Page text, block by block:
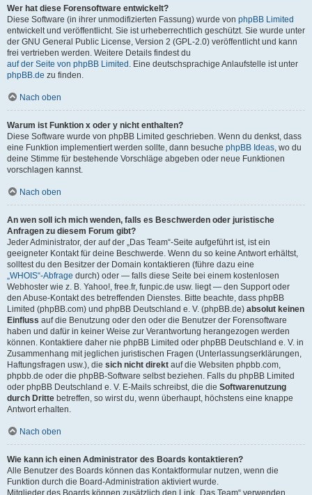
Wer hat diese Forensoftware entwickelt?
Diese Software (in ihrer unmodifizierten Fassung) wurde von phpBB Limited
entwickelt und veröffentlicht. Sie ist urheberrechtlich geschützt. Sie wurde unter
der GNU General Public License, Version 2 (GPL-2.0) veröffentlicht und kann
frei vertrieben werden. Weitere Details findest du
auf der Seite von phpBB Limited . Eine deutschsprachige Anlaufstelle ist unter
phpBB.de zu finden.
Nach oben
Warum ist Funktion x oder y nicht enthalten?
Diese Software wurde von phpBB Limited geschrieben. Wenn du denkst, dass
eine Funktion implementiert werden sollte, dann besuche phpBB Ideas, wo du
deine Stimme für bestehende Vorschläge abgeben oder neue Funktionen
vorschlagen kannst.
Nach oben
An wen soll ich mich wenden, falls es Beschwerden oder juristische
Anfragen zu diesem Forum gibt?
Jeder Administrator, der auf der „Das Team“-Seite aufgeführt ist, ist ein
geeigneter Kontakt für deine Beschwerde. Wenn du so keine Antwort erhältst,
solltest du den Besitzer der Domain kontaktieren (führe dazu eine
„WHOIS“-Abfrage durch) oder — falls diese Seite bei einem kostenlosen
Webhoster wie z. B. Yahoo!, free.fr, funpic.de usw. liegt — den Support oder
den Abuse-Kontakt des betreffenden Dienstes. Bitte beachte, dass phpBB
Limited (phpBB.com) und phpBB Deutschland e. V. (phpBB.de) absolut keinen
Einfluss auf die Benutzung oder den oder die Benutzer der Forensoftware
haben und dafür in keiner Weise zur Verantwortung herangezogen werden
können. Kontaktiere daher nie phpBB Limited oder phpBB Deutschland e. V. in
Zusammenhang mit jeglichen juristischen Fragen (Unterlassungserklärungen,
Haftungsfragen usw.), die sich nicht direkt auf die Websiten phpbb.com,
phpbb.de oder die phpBB-Software selbst beziehen. Falls du phpBB Limited
oder phpBB Deutschland e. V. E-Mails schreibst, die die Softwarenutzung
durch Dritte betreffen, so wirst du, wenn überhaupt, höchstens eine knappe
Antwort erhalten.
Nach oben
Wie kann ich einen Administrator des Boards kontaktieren?
Alle Benutzer des Boards können das Kontaktformular nutzen, wenn die
Funktion durch die Board-Administration aktiviert wurde.
Mitglieder des Boards können zusätzlich den Link „Das Team“ verwenden.